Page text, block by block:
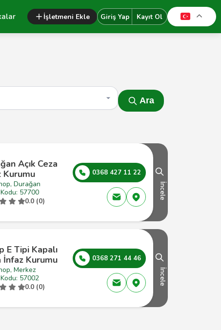
İşletmeni Ekle Giriş Yap Kayıt Ol
Ara
Açık Ceza
Kurumu
Durağan
57700
0.0 (0)
0368 427 11 22
İncele
E Tipi Kapalı
İnfaz Kurumu
Merkez
57002
0.0 (0)
0368 271 44 46
İncele